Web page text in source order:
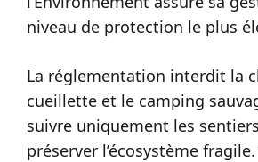
niveau de protection le plus
La réglementation interdit la
cueillette et le camping
suivre uniquement les
préserver l’écosystème